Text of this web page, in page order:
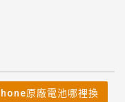
原廠電池哪裡換